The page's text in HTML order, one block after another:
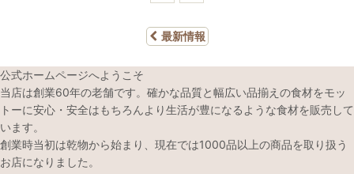
最新情報
公式ホームページへようこそ
当店は創業60年の老舗です。確かな品質と幅広い品揃えの食材をモッ
トーに安心・安全はもちろんより生活が豊になるような食材を販売して
います。
創業時当初は乾物から始まり、現在では1000品以上の商品を取り扱う
お店になりました。